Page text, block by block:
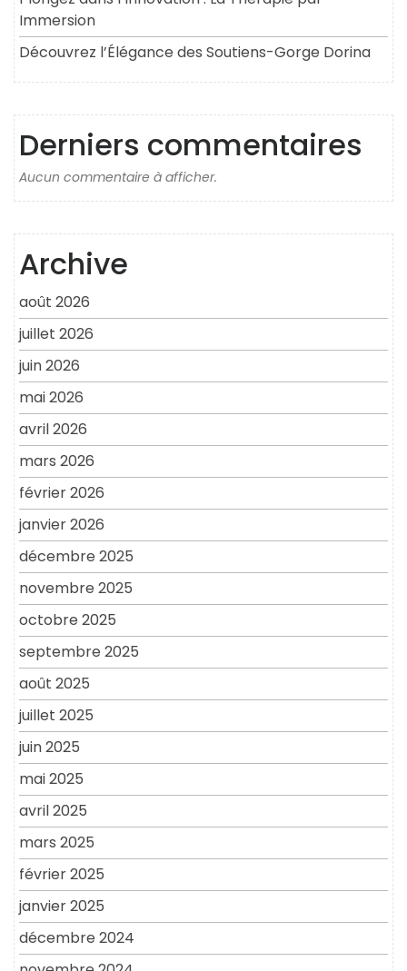
Immersion
Découvrez l’Élégance des Soutiens-Gorge Dorina
Derniers commentaires
Aucun commentaire à afficher.
Archive
août 2026
juillet 2026
juin 2026
mai 2026
avril 2026
mars 2026
février 2026
janvier 2026
décembre 2025
novembre 2025
octobre 2025
septembre 2025
août 2025
juillet 2025
juin 2025
mai 2025
avril 2025
mars 2025
février 2025
janvier 2025
décembre 2024